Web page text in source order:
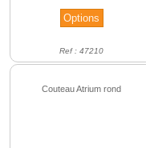
Ref : 47210
Couteau Atrium rond